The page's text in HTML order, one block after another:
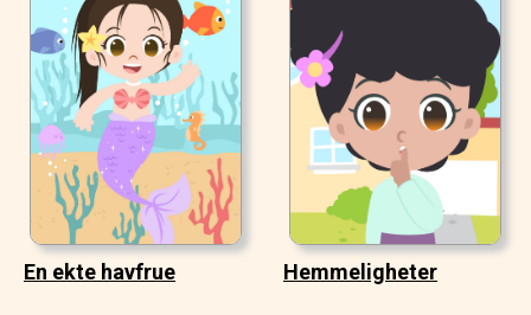
En ekte havfrue Hemmeligheter